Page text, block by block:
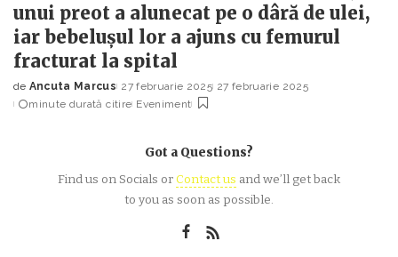
unui preot a alunecat pe o dâră de ulei,
iar bebelușul lor a ajuns cu femurul
fracturat la spital
Posted
by
de Ancuta Marcus 27 februarie 2025 27 februarie 2025
minute durată citire Eveniment
Got a Questions?
Find us on Socials orContact us and we’ll get back
to you as soon as possible.